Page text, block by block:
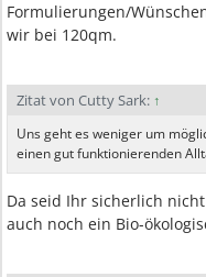
Formulierungen/
wir bei 120qm.
Zitat von Cutty Sark: ↑
Uns geht es weniger um
einen gut funktionierenden
Da seid Ihr sicherlich
auch noch ein Bio-